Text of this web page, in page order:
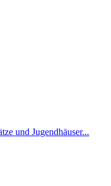
und Jugendhäuser...